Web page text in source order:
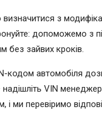
з
допоможемо з
без зайвих кроків.
кодом автомобіля
надішліть VIN
і ми перевіримо